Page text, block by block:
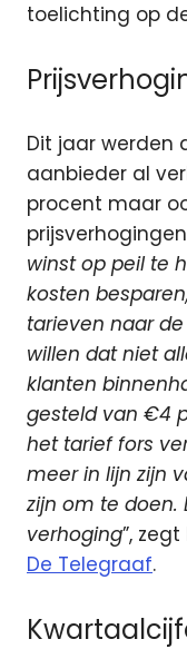
toelichting op
Dit jaar werden
aanbieder al
procent maar
winst op peil te
kosten
tarieven naar
willen dat niet
klanten
gesteld van €4
het tarief fors
meer in lijn zijn
zijn om te doen.
verhoging”,
De Telegraaf.